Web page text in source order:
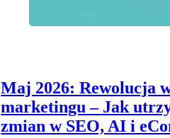
Maj 2026: Rewolucja
marketingu – Jak
zmian w SEO, AI i